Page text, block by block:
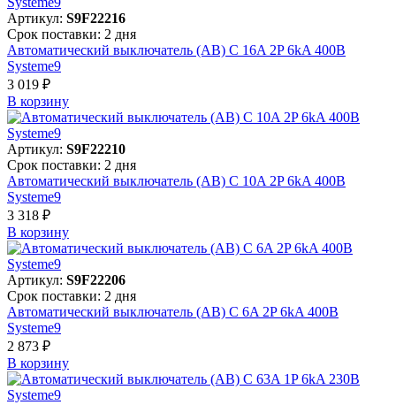
Артикул: S9F22216
Срок поставки: 2 дня
Автоматический выключатель (АВ) C 16A 2P 6kA 400В
Systeme9
3 019 ₽
В корзинy
Артикул: S9F22210
Срок поставки: 2 дня
Автоматический выключатель (АВ) C 10A 2P 6kA 400В
Systeme9
3 318 ₽
В корзинy
Артикул: S9F22206
Срок поставки: 2 дня
Автоматический выключатель (АВ) C 6A 2P 6kA 400В
Systeme9
2 873 ₽
В корзинy